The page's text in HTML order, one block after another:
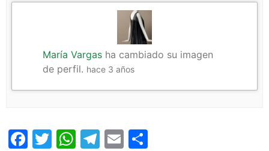
María Vargas ha cambiado su imagen
de perfil. hace 3 años
Facebook
Twitter
WhatsApp
Telegram
Email